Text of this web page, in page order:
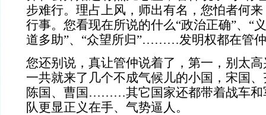
步难行。理占上风，师出有名，您怕者何
行事。您看现在所说的什么“政治正确”、“
道多助”、“众望所归”………发明权都在管
您还别说，真让管仲说着了，第一，别太
一共就来了几个不成气候儿的小国，宋国
陈国、曹国………其它国家还都带着战车和
队更显正义在手、气势逼人。